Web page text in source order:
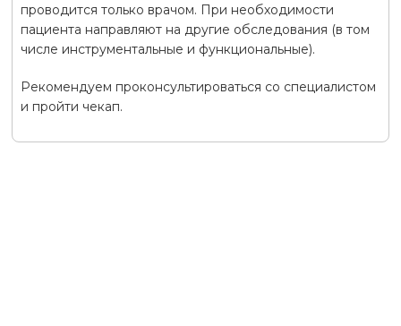
проводится только врачом. При необходимости
пациента направляют на другие обследования (в том
числе инструментальные и функциональные).
Рекомендуем проконсультироваться со специалистом
и пройти чекап.